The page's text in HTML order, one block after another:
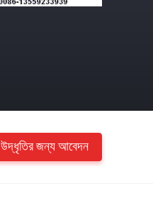
উদ্ধৃতির জন্য আবেদন